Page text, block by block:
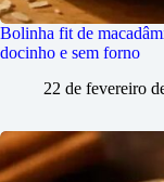
Bolinha fit de
docinho e sem forno
22 de fevereiro